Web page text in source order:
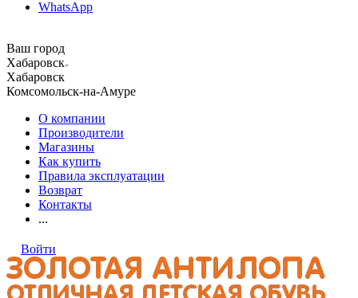
WhatsApp
Ваш город
Хабаровск
Хабаровск
Комсомольск-на-Амуре
О компании
Производители
Магазины
Как купить
Правила эксплуатации
Возврат
Контакты
...
Войти